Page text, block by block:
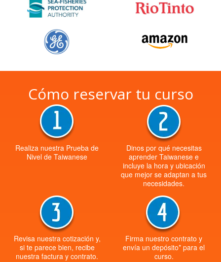
Cómo reservar tu curso
Realiza nuestra Prueba de
Nivel de Taiwanese
Dinos por qué necesitas
aprender Taiwanese e
incluye la hora y ubicación
que mejor se adaptan a tus
necesidades.
Revisa nuestra cotización y,
si te parece bien, recibe
nuestra factura y contrato.
Firma nuestro contrato y
envía un depósito* para el
curso.